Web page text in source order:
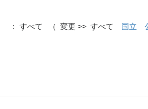
： すべて （ 変更 >> すべて 国立